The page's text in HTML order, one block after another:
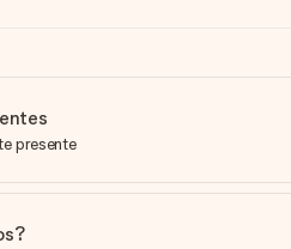
presente